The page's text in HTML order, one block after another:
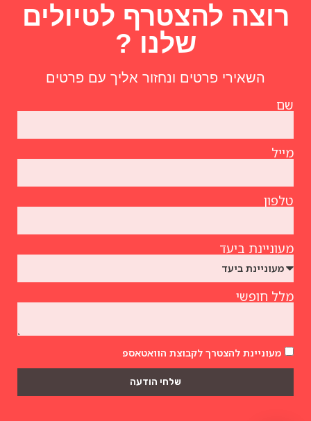
רוצה להצטרף לטיולים
שלנו ?
השאירי פרטים ונחזור אליך עם פרטים
שם
מייל
טלפון
מעוניינת ביעד
מלל חופשי
מעוניינת להצטרך לקבוצת הוואטאספ
שלחי הודעה